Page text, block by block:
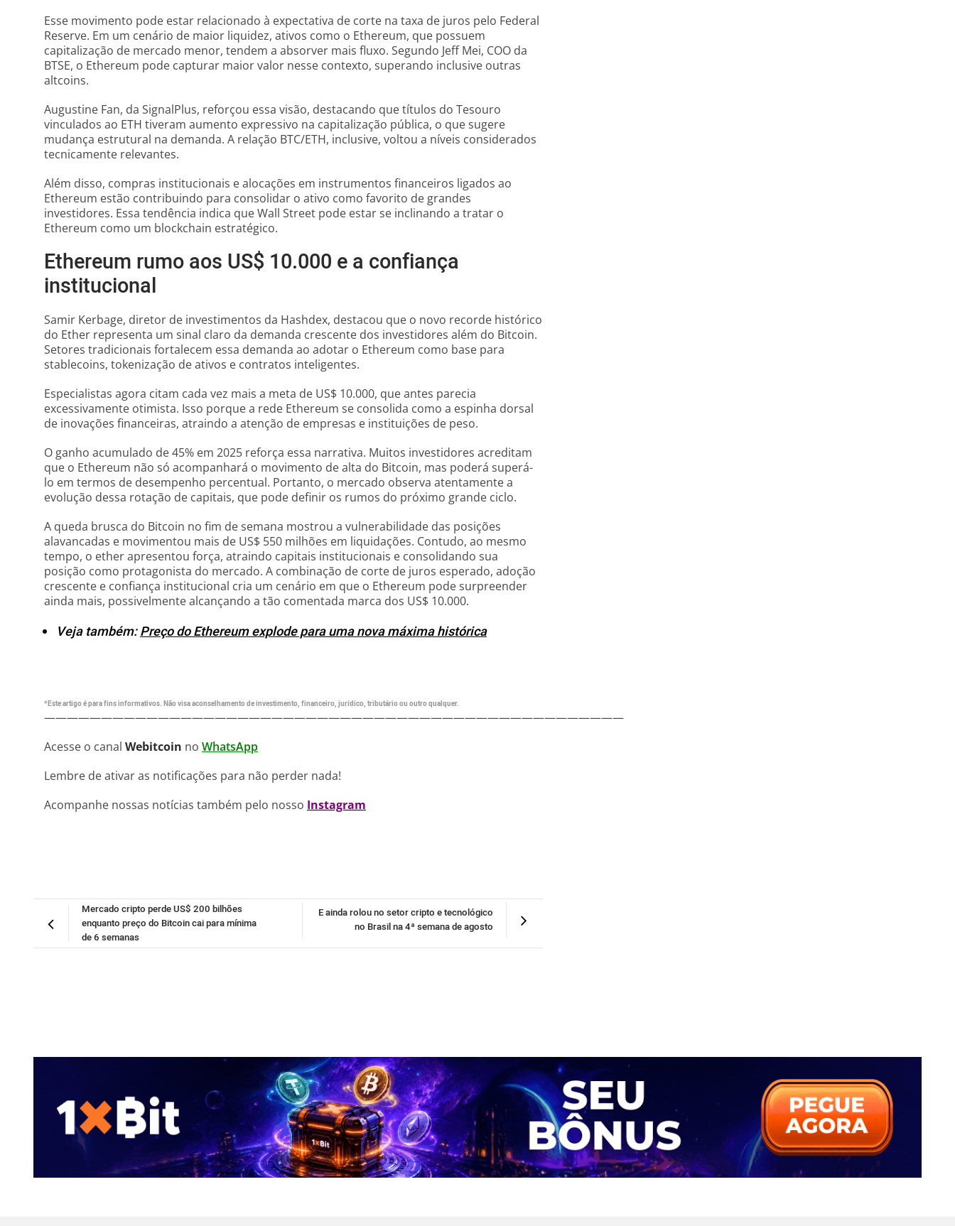
Esse movimento pode estar relacionado à expectativa de corte na taxa de juros pelo Federal
Reserve. Em um cenário de maior liquidez, ativos como o Ethereum, que possuem
capitalização de mercado menor, tendem a absorver mais fluxo. Segundo Jeff Mei, COO da
BTSE, o Ethereum pode capturar maior valor nesse contexto, superando inclusive outras
altcoins.
Augustine Fan, da SignalPlus, reforçou essa visão, destacando que títulos do Tesouro
vinculados ao ETH tiveram aumento expressivo na capitalização pública, o que sugere
mudança estrutural na demanda. A relação BTC/ETH, inclusive, voltou a níveis considerados
tecnicamente relevantes.
Além disso, compras institucionais e alocações em instrumentos financeiros ligados ao
Ethereum estão contribuindo para consolidar o ativo como favorito de grandes
investidores. Essa tendência indica que Wall Street pode estar se inclinando a tratar o
Ethereum como um blockchain estratégico.
Ethereum rumo aos US$ 10.000 e a confiança
institucional
Samir Kerbage, diretor de investimentos da Hashdex, destacou que o novo recorde histórico
do Ether representa um sinal claro da demanda crescente dos investidores além do Bitcoin.
Setores tradicionais fortalecem essa demanda ao adotar o Ethereum como base para
stablecoins, tokenização de ativos e contratos inteligentes.
Especialistas agora citam cada vez mais a meta de US$ 10.000, que antes parecia
excessivamente otimista. Isso porque a rede Ethereum se consolida como a espinha dorsal
de inovações financeiras, atraindo a atenção de empresas e instituições de peso.
O ganho acumulado de 45% em 2025 reforça essa narrativa. Muitos investidores acreditam
que o Ethereum não só acompanhará o movimento de alta do Bitcoin, mas poderá superá-
lo em termos de desempenho percentual. Portanto, o mercado observa atentamente a
evolução dessa rotação de capitais, que pode definir os rumos do próximo grande ciclo.
A queda brusca do Bitcoin no fim de semana mostrou a vulnerabilidade das posições
alavancadas e movimentou mais de US$ 550 milhões em liquidações. Contudo, ao mesmo
tempo, o ether apresentou força, atraindo capitais institucionais e consolidando sua
posição como protagonista do mercado. A combinação de corte de juros esperado, adoção
crescente e confiança institucional cria um cenário em que o Ethereum pode surpreender
ainda mais, possivelmente alcançando a tão comentada marca dos US$ 10.000.
Veja também:Preço do Ethereum explode para uma nova máxima histórica
*Este artigo é para fins informativos. Não visa aconselhamento de investimento, financeiro, jurídico, tributário ou outro qualquer.
———————————————————————————————————————————————————
Acesse o canal Webitcoin no WhatsApp
Lembre de ativar as notificações para não perder nada!
Acompanhe nossas notícias também pelo nosso Instagram
E ainda rolou no setor cripto e tecnológico
no Brasil na 4ª semana de agosto
Mercado cripto perde US$ 200 bilhões
enquanto preço do Bitcoin cai para mínima
de 6 semanas